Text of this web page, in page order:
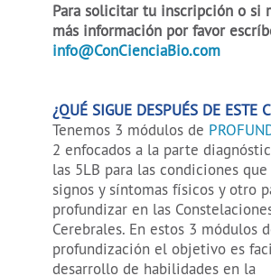
Para solicitar tu inscripción o si
más información por favor
info@ConCienciaBio.com
¿QUÉ SIGUE DESPUÉS DE ESTE
Tenemos 3 módulos de
2 enfocados a la parte
las 5LB para las condiciones
signos y síntomas físicos y otro
profundizar en las
Cerebrales. En estos 3 módulos
profundización el objetivo es
desarrollo de habilidades en la